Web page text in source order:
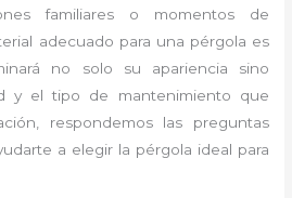
familiares o momentos de
adecuado para una pérgola es
no solo su apariencia sino
y el tipo de mantenimiento que
respondemos las preguntas
a elegir la pérgola ideal para